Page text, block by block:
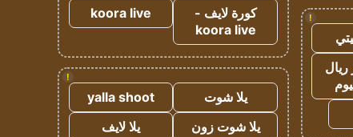
!
كورة لايف -
koora live
koora live
!
يلا شوت
yalla shoot
يلا شوت زون
يلا لايف